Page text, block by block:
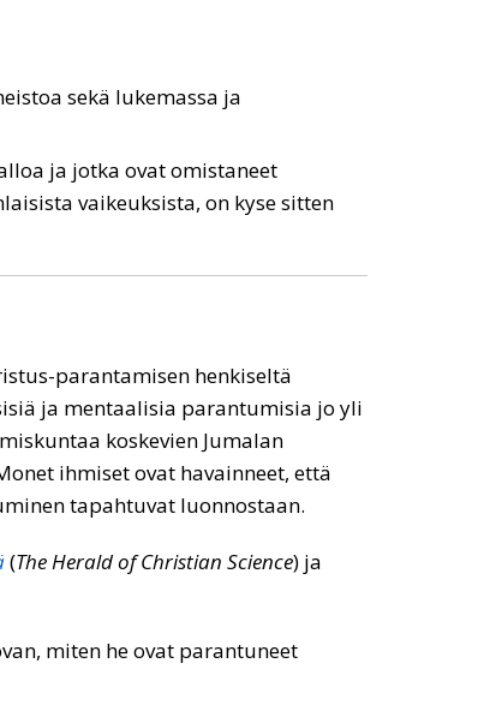
sekä lukemassa ja
ja jotka ovat omistaneet
vaikeuksista, on kyse sitten
parantamisen henkiseltä
ja mentaalisia parantumisia jo yli
koskevien Jumalan
ihmiset ovat havainneet, että
tapahtuvat luonnostaan.
(The Herald of Christian Science) ja
miten he ovat parantuneet